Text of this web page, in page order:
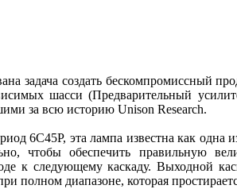
задача создать бескомпромиссный
шасси (Предварительный
за всю историю Unison Research.
6C45P, эта лампа известна как
чтобы обеспечить правильную
к следующему каскаду. Выходной
полном диапазоне, которая